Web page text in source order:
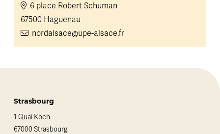
6 place Robert Schuman
67500 Haguenau
nordalsace@upe-alsace.fr
Strasbourg
1 Quai Koch
67000 Strasbourg